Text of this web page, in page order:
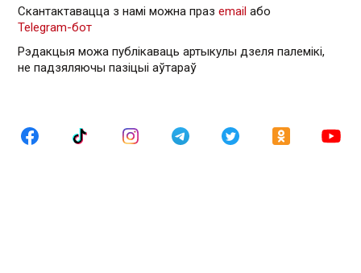
Скантактавацца з намі можна праз email або
Telegram-бот
Рэдакцыя можа публікаваць артыкулы дзеля палемікі,
не падзяляючы пазіцыі аўтараў